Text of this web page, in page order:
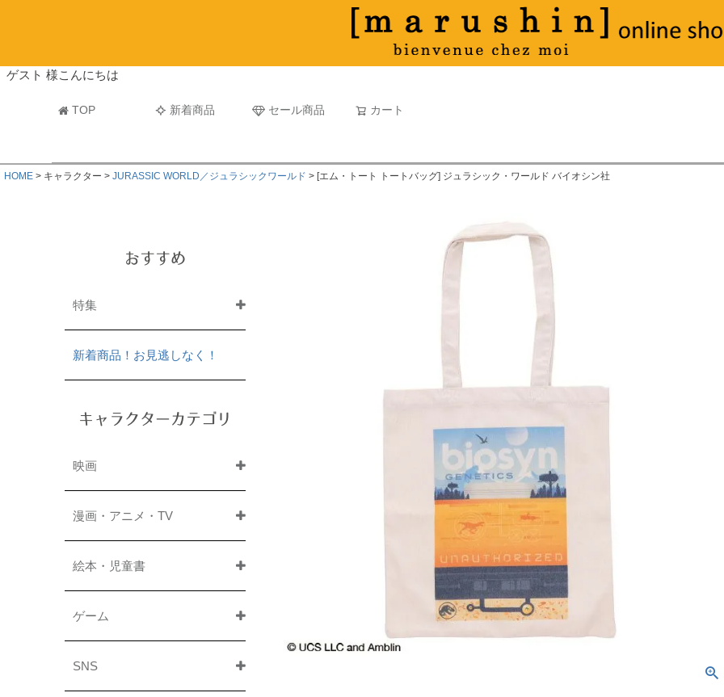
ゲスト 様こんにちは
TOP 新着商品 セール商品 カート
マフラータオル
並び順
新着順
古い順
価格が
HOME キャラクター JURASSIC WORLD／ジュラシックワールド [エム・トート トートバッグ] ジュラシック・ワールド バイオシン社
おすすめ
特集
新着商品！お見逃しなく！
キャラクターカテゴリ
映画
漫画・アニメ・TV
絵本・児童書
ゲーム
SNS